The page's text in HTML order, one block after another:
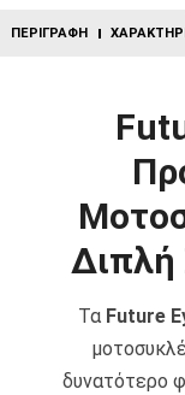
ΠΕΡΙΓΡΑΦΉ
Τα Future
δυνατότερο